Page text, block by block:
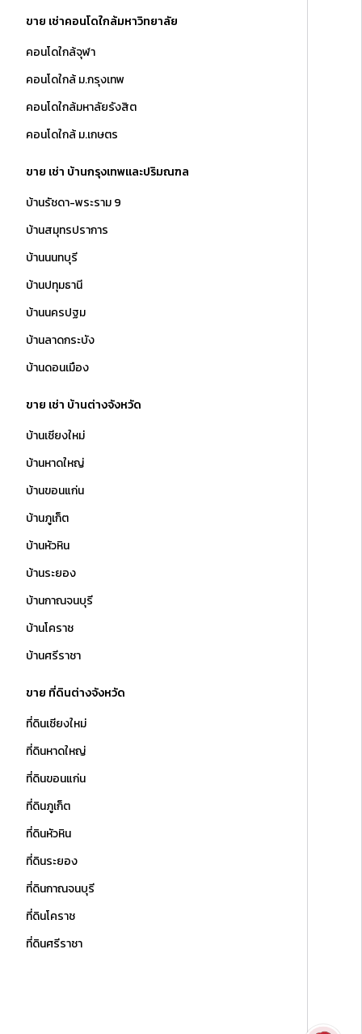
ขาย เช่าคอนโดใกล้มหาวิทยาลัย
คอนโดใกล้จุฬา
คอนโดใกล้ ม.กรุงเทพ
คอนโดใกล้มหาลัยรังสิต
คอนโดใกล้ ม.เกษตร
ขาย เช่า บ้านกรุงเทพและปริมณฑล
บ้านรัชดา-พระราม 9
บ้านสมุทรปราการ
บ้านนนทบุรี
บ้านปทุมธานี
บ้านนครปฐม
บ้านลาดกระบัง
บ้านดอนเมือง
ขาย เช่า บ้านต่างจังหวัด
บ้านเชียงใหม่
บ้านหาดใหญ่
บ้านขอนแก่น
บ้านภูเก็ต
บ้านหัวหิน
บ้านระยอง
บ้านกาณจนบุรี
บ้านโคราช
บ้านศรีราชา
ขาย ที่ดินต่างจังหวัด
ที่ดินเชียงใหม่
ที่ดินหาดใหญ่
ที่ดินขอนแก่น
ที่ดินภูเก็ต
ที่ดินหัวหิน
ที่ดินระยอง
ที่ดินกาณจนบุรี
ที่ดินโคราช
ที่ดินศรีราชา